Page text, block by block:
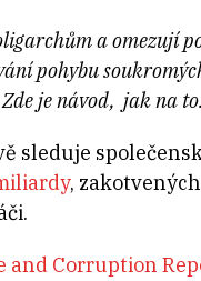
a omezují
pohybu
je návod, jak na to.
sleduje
,
and Corruption